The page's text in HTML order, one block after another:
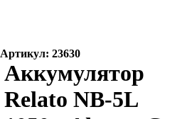
Артикул: 23630
Аккумулятор
Relato NB-5L